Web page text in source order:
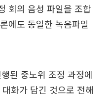
회의 음성 파일을 조합
에도 동일한 녹음파일
된 중노위 조정 과정에
화가 담긴 것으로 전해